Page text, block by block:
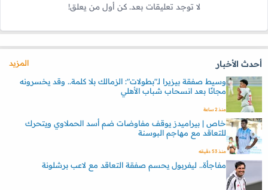
لا توجد تعليقات بعد. كن أول من يعلق!
أحدث الأخبار
المزيد
وسيط صفقة بيزيرا لـ"بطولات": الزمالك بلا كلمة.. وقد يخسرونه
مجانًا بعد انسحاب شباب الأهلي
منذ 2 ساعة
خاص | بيراميدز يوقف مفاوضات ضم أسد الحملاوي ويتحرك
للتعاقد مع مهاجم البوسنة
منذ 53 دقيقه
مفاجأة.. ليفربول يحسم صفقة التعاقد مع لاعب برشلونة